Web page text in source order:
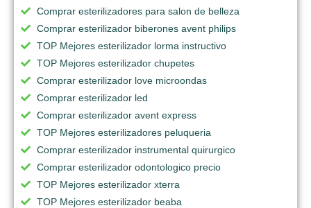
Comprar esterilizadores para salon de belleza
Comprar esterilizador biberones avent philips
TOP Mejores esterilizador lorma instructivo
TOP Mejores esterilizador chupetes
Comprar esterilizador love microondas
Comprar esterilizador led
Comprar esterilizador avent express
TOP Mejores esterilizadores peluqueria
Comprar esterilizador instrumental quirurgico
Comprar esterilizador odontologico precio
TOP Mejores esterilizador xterra
TOP Mejores esterilizador beaba